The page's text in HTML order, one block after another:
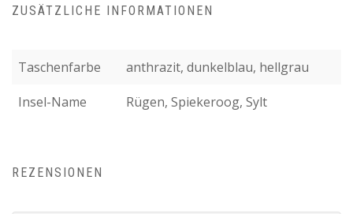
ZUSÄTZLICHE INFORMATIONEN
Taschenfarbe
anthrazit, dunkelblau, hellgrau
Insel-Name
Rügen, Spiekeroog, Sylt
REZENSIONEN